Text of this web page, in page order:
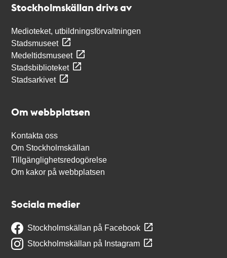
Stockholmskällan drivs av
Medioteket, utbildningsförvaltningen
Stadsmuseet
Medeltidsmuseet
Stadsbiblioteket
Stadsarkivet
Om webbplatsen
Kontakta oss
Om Stockholmskällan
Tillgänglighetsredogörelse
Om kakor på webbplatsen
Sociala medier
Stockholmskällan på Facebook
Stockholmskällan på Instagram